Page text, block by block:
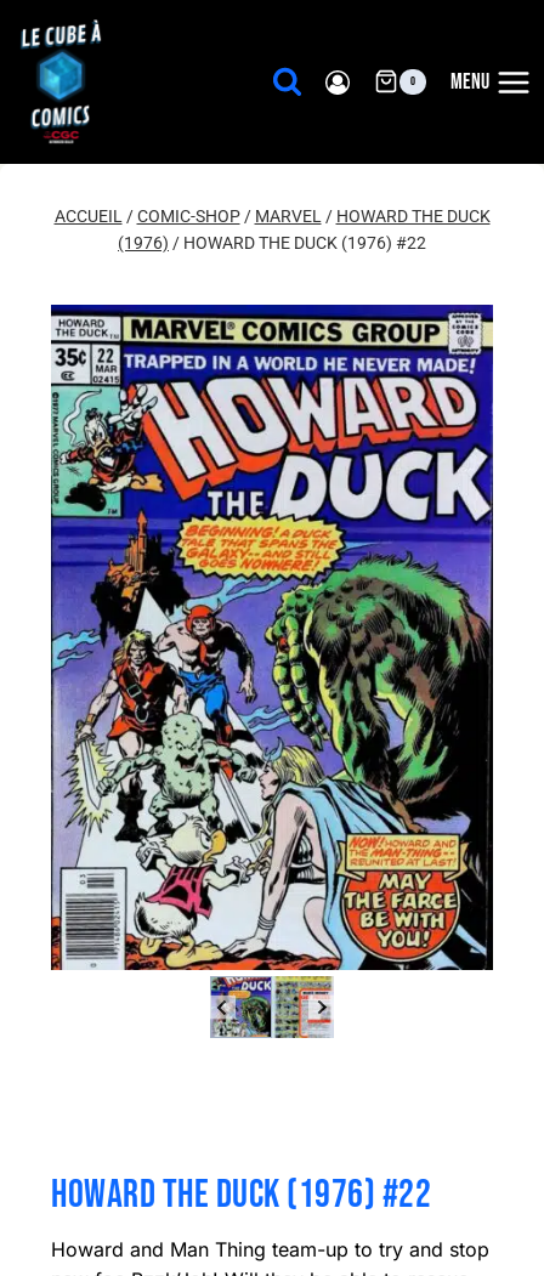
contenu
0 MENU
ACCUEIL / COMIC-SHOP / MARVEL / HOWARD THE DUCK
(1976) / HOWARD THE DUCK (1976) #22
HOWARD THE DUCK (1976) #22
Howard and Man Thing team-up to try and stop